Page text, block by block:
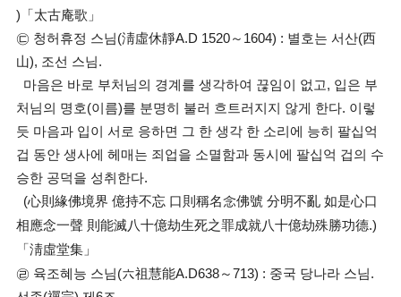
)「太古庵歌」
㉢ 청허휴정 스님(淸虛休靜A.D 1520～1604) : 별호는 서산(西
山), 조선 스님.
마음은 바로 부처님의 경계를 생각하여 끊임이 없고, 입은 부
처님의 명호(이름)를 분명히 불러 흐트러지지 않게 한다. 이렇
듯 마음과 입이 서로 응하면 그 한 생각 한 소리에 능히 팔십억
겁 동안 생사에 헤매는 죄업을 소멸함과 동시에 팔십억 겁의 수
승한 공덕을 성취한다.
(心則緣佛境界 億持不忘 口則稱名念佛號 分明不亂 如是心口
相應念一聲 則能滅八十億劫生死之罪成就八十億劫殊勝功德.)
「淸虛堂集」
㉣ 육조혜능 스님(六祖慧能A.D638～713) : 중국 당나라 스님.